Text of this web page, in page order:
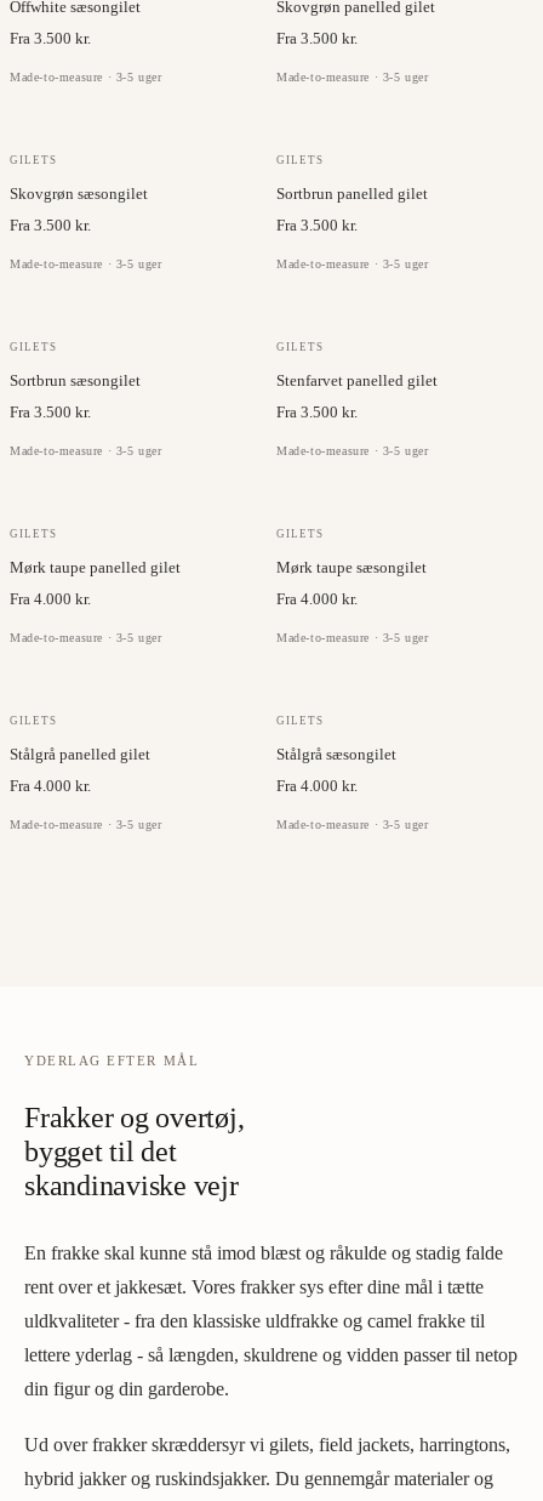
Offwhite sæsongilet
Fra 3.500 kr.
Made-to-measure · 3-5 uger
Skovgrøn panelled gilet
Fra 3.500 kr.
Made-to-measure · 3-5 uger
GILETS
Skovgrøn sæsongilet
Fra 3.500 kr.
Made-to-measure · 3-5 uger
GILETS
Sortbrun panelled gilet
Fra 3.500 kr.
Made-to-measure · 3-5 uger
GILETS
Sortbrun sæsongilet
Fra 3.500 kr.
Made-to-measure · 3-5 uger
GILETS
Stenfarvet panelled gilet
Fra 3.500 kr.
Made-to-measure · 3-5 uger
GILETS
Mørk taupe panelled gilet
Fra 4.000 kr.
Made-to-measure · 3-5 uger
GILETS
Mørk taupe sæsongilet
Fra 4.000 kr.
Made-to-measure · 3-5 uger
GILETS
Stålgrå panelled gilet
Fra 4.000 kr.
Made-to-measure · 3-5 uger
GILETS
Stålgrå sæsongilet
Fra 4.000 kr.
Made-to-measure · 3-5 uger
YDERLAG EFTER MÅL
Frakker og overtøj,
bygget til det
skandinaviske vejr
En frakke skal kunne stå imod blæst og råkulde og stadig falde
rent over et jakkesæt. Vores frakker sys efter dine mål i tætte
uldkvaliteter - fra den klassiske uldfrakke og camel frakke til
lettere yderlag - så længden, skuldrene og vidden passer til netop
din figur og din garderobe.
Ud over frakker skræddersyr vi gilets, field jackets, harringtons,
hybrid jakker og ruskindsjakker. Du gennemgår materialer og